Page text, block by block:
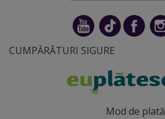
CUMPĂRĂTURI SIGURE
Mod de plată